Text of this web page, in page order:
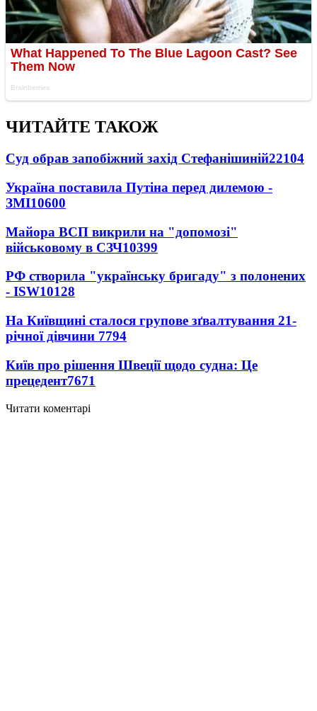
ЧИТАЙТЕ ТАКОЖ
Суд обрав запобіжний захід Стефанішиній22104
Україна поставила Путіна перед дилемою -
ЗМІ10600
Майора ВСП викрили на "допомозі"
військовому в СЗЧ10399
РФ створила "українську бригаду" з полонених
- ISW10128
На Київщині сталося групове зґвалтування 21-
річної дівчини 7794
Київ про рішення Швеції щодо судна: Це
прецедент7671
Читати коментарі